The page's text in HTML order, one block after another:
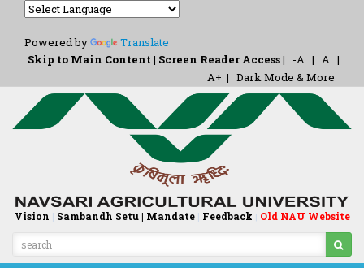
Powered by
Translate
Skip to Main Content | Screen Reader Access| -A | A |
A+ | Dark Mode & More
Vision | Sambandh Setu | Mandate| Feedback | Old NAU Website